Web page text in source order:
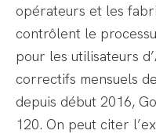
opérateurs et les
contrôlent le
pour les utilisateurs
correctifs mensuels
depuis début 2016,
120. On peut citer